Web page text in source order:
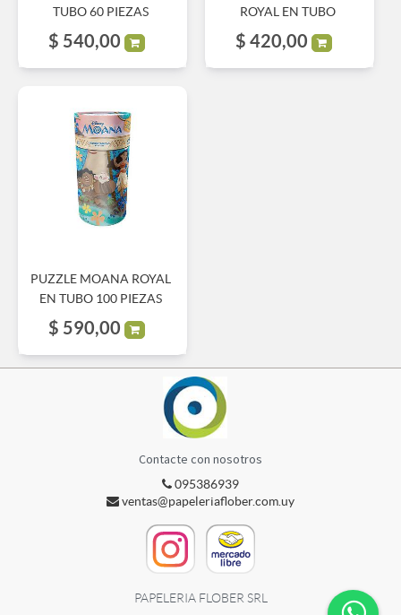
TUBO 60 PIEZAS
$ 540,00
ROYAL EN TUBO
$ 420,00
PUZZLE MOANA ROYAL
EN TUBO 100 PIEZAS
$ 590,00
Contacte con nosotros
095386939
ventas@papeleriaflober.com.uy
PAPELERIA FLOBER SRL